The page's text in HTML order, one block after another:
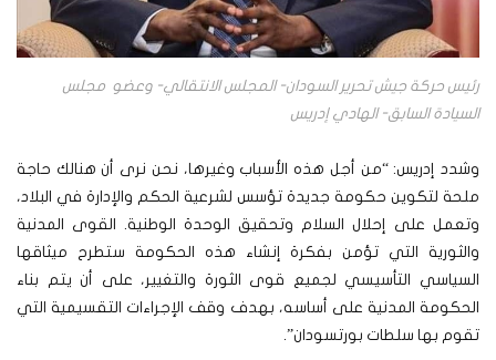
رئيس حركة جيش تحرير السودان- المجلس الانتقالي- وعضو مجلس
السيادة السابق- الهادي إدريس
وشدد إدريس: “من أجل هذه الأسباب وغيرها، نحن نرى أن هنالك حاجة
ملحة لتكوين حكومة جديدة تؤسس لشرعية الحكم والإدارة في البلاد،
وتعمل على إحلال السلام وتحقيق الوحدة الوطنية. القوى المدنية
والثورية التي تؤمن بفكرة إنشاء هذه الحكومة ستطرح ميثاقها
السياسي التأسيسي لجميع قوى الثورة والتغيير، على أن يتم بناء
الحكومة المدنية على أساسه، بهدف وقف الإجراءات التقسيمية التي
تقوم بها سلطات بورتسودان”.